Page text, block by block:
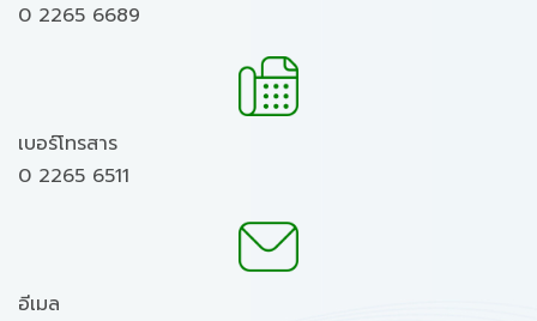
0 2265 6689
เบอร์โทรสาร
0 2265 6511
อีเมล